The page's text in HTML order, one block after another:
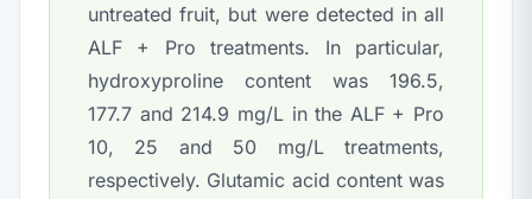
untreated fruit, but were detected in all
ALF + Pro treatments. In particular,
hydroxyproline content was 196.5,
177.7 and 214.9 mg/L in the ALF + Pro
10, 25 and 50 mg/L treatments,
respectively. Glutamic acid content was